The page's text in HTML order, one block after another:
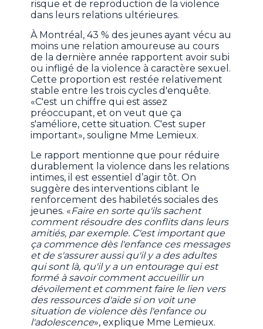
risque et de reproduction de la violence
dans leurs relations ultérieures.
À Montréal, 43 % des jeunes ayant vécu au
moins une relation amoureuse au cours
de la dernière année rapportent avoir subi
ou infligé de la violence à caractère sexuel.
Cette proportion est restée relativement
stable entre les trois cycles d'enquête.
«C'est un chiffre qui est assez
préoccupant, et on veut que ça
s'améliore, cette situation. C'est super
important», souligne Mme Lemieux.
Le rapport mentionne que pour réduire
durablement la violence dans les relations
intimes, il est essentiel d’agir tôt. On
suggère des interventions ciblant le
renforcement des habiletés sociales des
jeunes. «Faire en sorte qu'ils sachent
comment résoudre des conflits dans leurs
amitiés, par exemple. C'est important que
ça commence dès l'enfance ces messages
et de s'assurer aussi qu'il y a des adultes
qui sont là, qu'il y a un entourage qui est
formé à savoir comment accueillir un
dévoilement et comment faire le lien vers
des ressources d'aide si on voit une
situation de violence dès l'enfance ou
l'adolescence», explique Mme Lemieux.